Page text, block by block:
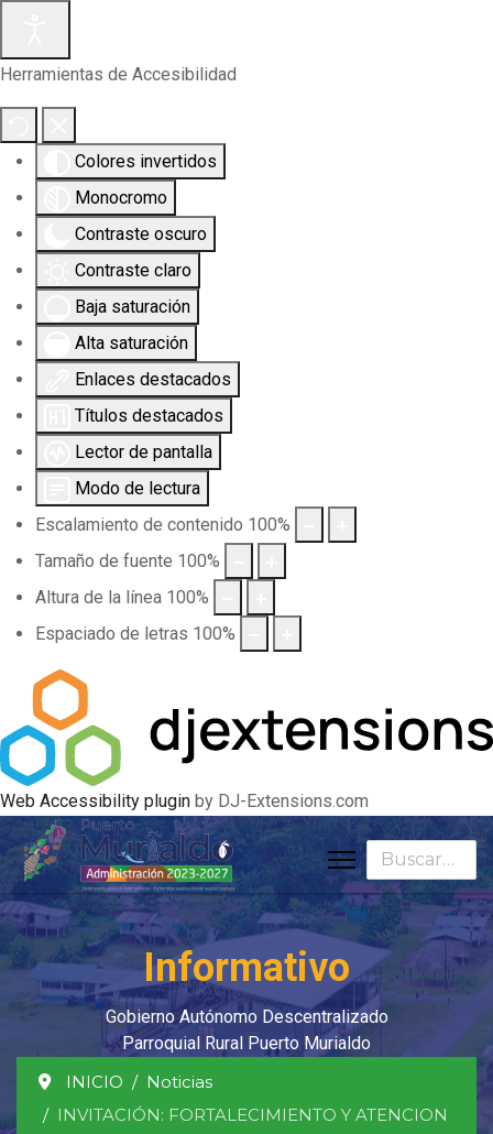
Herramientas de Accesibilidad
Colores invertidos
Monocromo
Contraste oscuro
Contraste claro
Baja saturación
Alta saturación
Enlaces destacados
Títulos destacados
Lector de pantalla
Modo de lectura
Escalamiento de contenido 100%
Tamaño de fuente 100%
Altura de la línea 100%
Espaciado de letras 100%
Web Accessibility plugin by DJ-Extensions.com
Buscar
Informativo
Gobierno Autónomo Descentralizado
Parroquial Rural Puerto Murialdo
INICIO
Noticias
INVITACIÓN: FORTALECIMIENTO Y ATENCION